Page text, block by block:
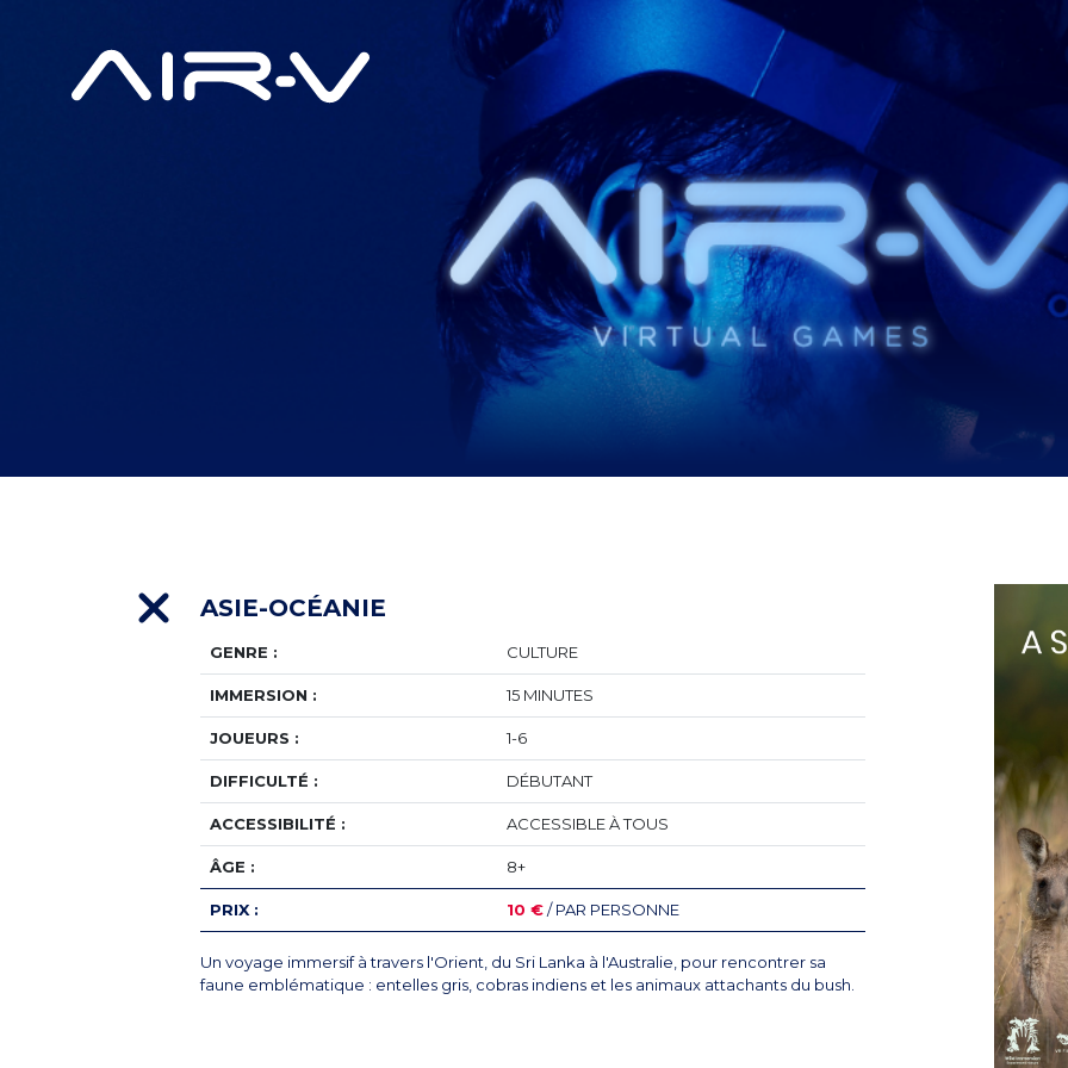
ASIE-OCÉANIE
GENRE : CULTURE
IMMERSION : 15 MINUTES
JOUEURS : 1-6
DIFFICULTÉ : DÉBUTANT
ACCESSIBILITÉ : ACCESSIBLE À TOUS
ÂGE : 8+
PRIX : 10 €/ PAR PERSONNE
Un voyage immersif à travers l'Orient, du Sri Lanka à l'Australie, pour rencontrer sa
faune emblématique : entelles gris, cobras indiens et les animaux attachants du bush.